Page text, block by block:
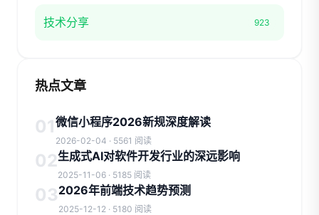
技术分享 923
热点文章
01微信小程序2026新规深度解读
2026-02-04 · 5561 阅读
02生成式AI对软件开发行业的深远影响
2025-11-06 · 5185 阅读
032026年前端技术趋势预测
2025-12-12 · 5180 阅读